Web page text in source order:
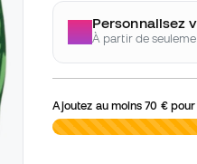
Personnalisez
À partir de
Ajoutez au moins70 €pour
0,00 €